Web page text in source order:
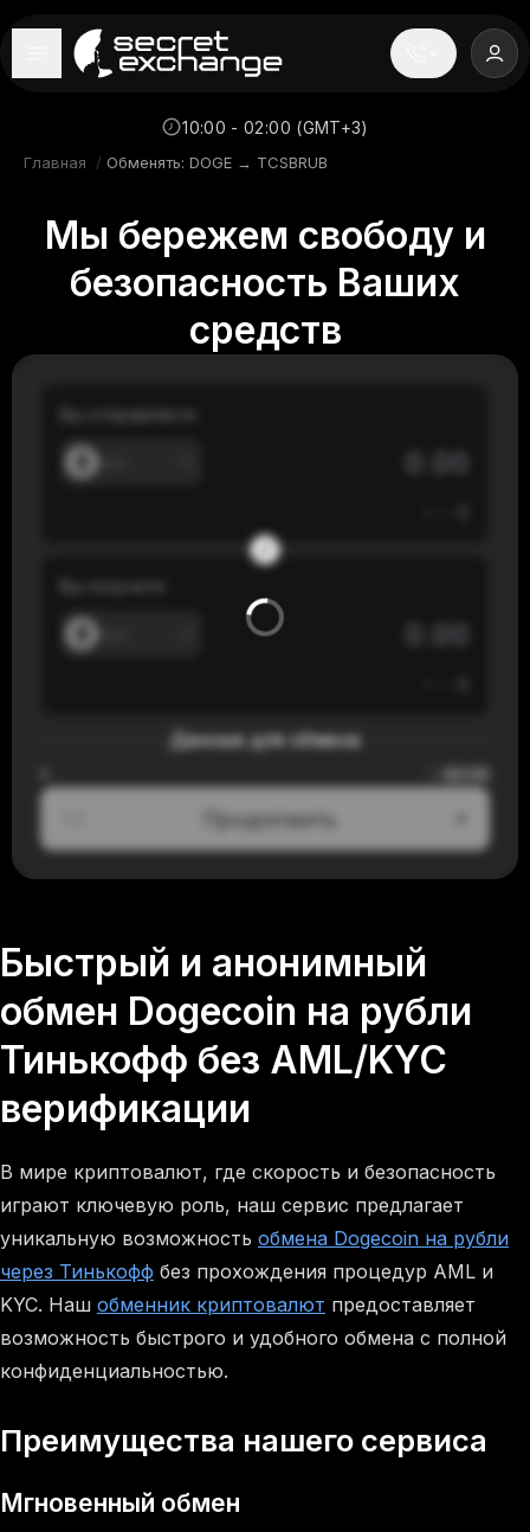
----
Новости
Репутация
Поддержка
10:00 - 02:00 (GMT+3)
Главная / Обменять: DOGE → TCSBRUB
Мы бережем свободу и
безопасность Ваших
средств
Вы отправляете
Данные для обмена
Продолжить
Быстрый и анонимный
обмен Dogecoin на рубли
Тинькофф без AML/KYC
верификации
В мире криптовалют, где скорость и безопасность
играют ключевую роль, наш сервис предлагает
уникальную возможность обмена Dogecoin на рубли
через Тинькофф без прохождения процедур AML и
KYC. Наш обменник криптовалют предоставляет
возможность быстрого и удобного обмена с полной
конфиденциальностью.
Преимущества нашего сервиса
Мгновенный обмен